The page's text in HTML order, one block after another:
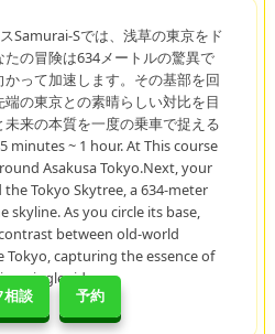
相談 予約
Samurai-Sでは、浅草の東京をド
の冒険は634メートルの驚異で
って加速します。その基部を回
の東京との素晴らしい対比を目
来の本質を一度の乗車で捉える
minutes ~ 1 hour. At This course
Asakusa Tokyo.Next, your
Tokyo Skytree, a 634-meter
As you circle its base,
between old-world
capturing the essence of
a single ride.